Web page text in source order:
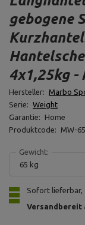
gebogene
4x1,25kg -
Hersteller: Marbo
Serie: Weight
Garantie:
Home
Produktcode:
MW-
Gewicht:
65 kg
Sofort lieferbar,
Versandbereit